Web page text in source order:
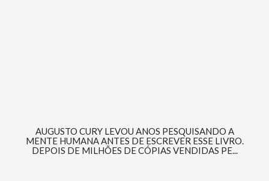
AUGUSTO CURY LEVOU ANOS PESQUISANDO A
MENTE HUMANA ANTES DE ESCREVER ESSE LIVRO.
DEPOIS DE MILHÕES DE CÓPIAS VENDIDAS PE...